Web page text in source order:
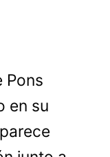
Pons
en su